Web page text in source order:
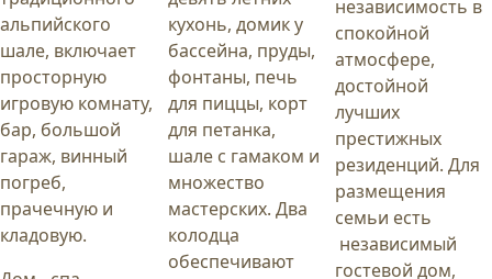
альпийского
шале, включает
просторную
игровую комнату,
бар, большой
гараж, винный
погреб,
прачечную и
кладовую.
кухонь, домик у
бассейна, пруды,
фонтаны, печь
для пиццы, корт
для петанка,
шале с гамаком и
множество
мастерских. Два
колодца
обеспечивают
независимость в
спокойной
атмосфере,
достойной
лучших
престижных
резиденций. Для
размещения
семьи есть
независимый
гостевой дом,